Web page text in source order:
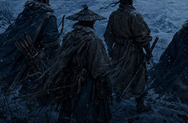
사가
갤러리